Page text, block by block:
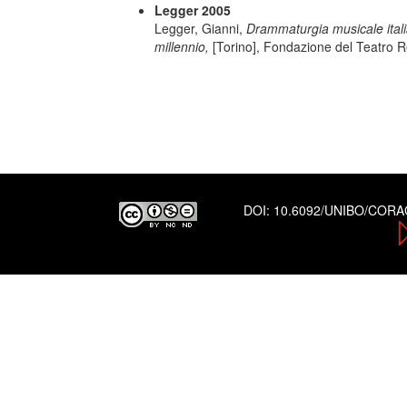
Legger 2005
Legger, Gianni, Drammaturgia musicale
millennio, [Torino], Fondazione del Teatro
DOI: 10.6092/UNIBO/